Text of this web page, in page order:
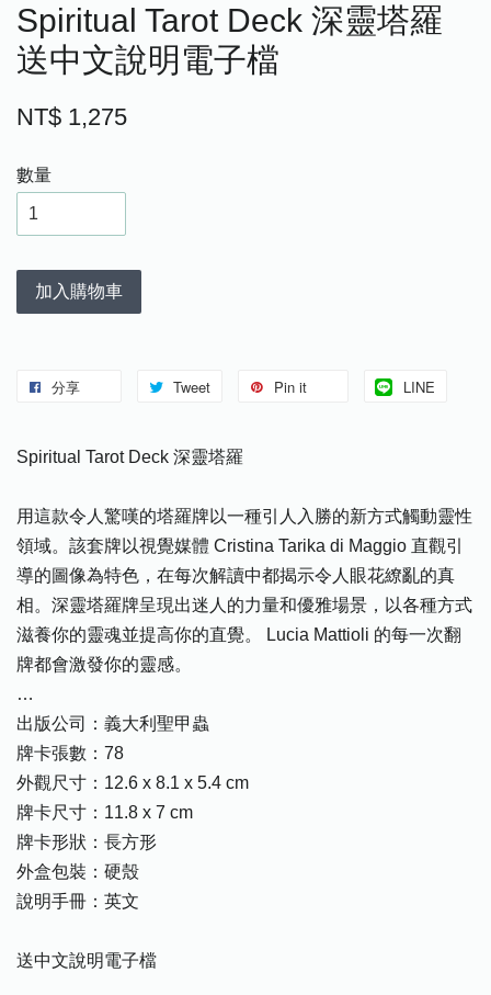
Spiritual Tarot Deck 深靈塔羅
送中文說明電子檔
NT$ 1,275
數量
加入購物車
分享 Tweet Pin it LINE
Spiritual Tarot Deck 深靈塔羅
用這款令人驚嘆的塔羅牌以一種引人入勝的新方式觸動靈性
領域。該套牌以視覺媒體 Cristina Tarika di Maggio 直觀引
導的圖像為特色，在每次解讀中都揭示令人眼花繚亂的真
相。深靈塔羅牌呈現出迷人的力量和優雅場景，以各種方式
滋養你的靈魂並提高你的直覺。 Lucia Mattioli 的每一次翻
牌都會激發你的靈感。
…
出版公司：義大利聖甲蟲
牌卡張數：78
外觀尺寸：12.6 x 8.1 x 5.4 cm
牌卡尺寸：11.8 x 7 cm
牌卡形狀：長方形
外盒包裝：硬殼
說明手冊：英文
送中文說明電子檔